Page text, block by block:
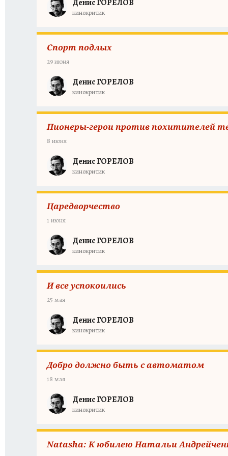
Денис ГОРЕЛОВ
кинокритик
Спорт подлых
29 июня
Денис ГОРЕЛОВ
кинокритик
Пионеры-герои против похитителей
8 июня
Денис ГОРЕЛОВ
кинокритик
Царедворчество
1 июня
Денис ГОРЕЛОВ
кинокритик
И все успокоились
25 мая
Денис ГОРЕЛОВ
кинокритик
Добро должно быть с автоматом
18 мая
Денис ГОРЕЛОВ
кинокритик
Natasha: К юбилею Натальи